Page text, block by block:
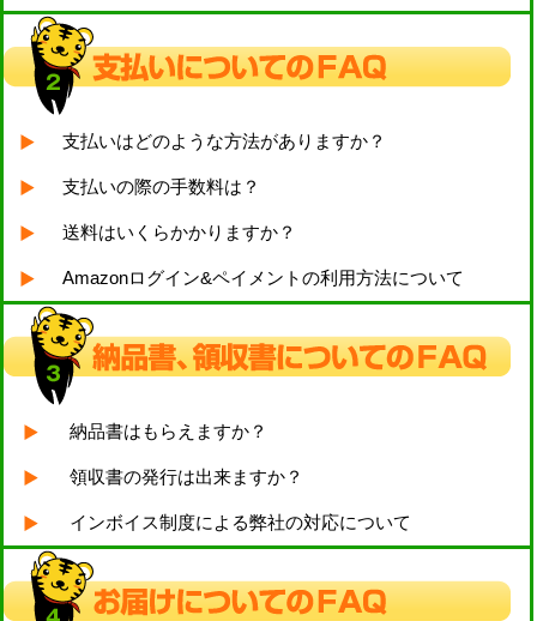
支払いはどのような方法がありますか？
支払いの際の手数料は？
送料はいくらかかりますか？
Amazonログイン&ペイメントの利用方法について
納品書はもらえますか？
領収書の発行は出来ますか？
インボイス制度による弊社の対応について